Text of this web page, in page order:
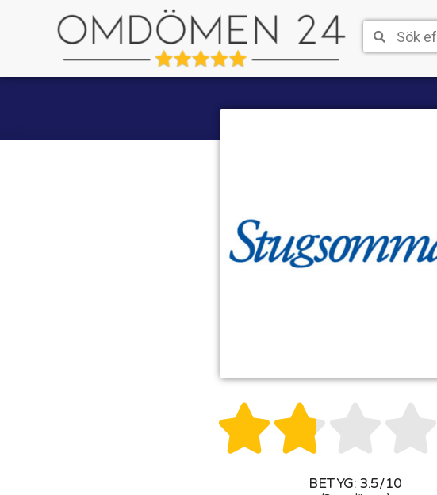

BETYG: 3.5/10